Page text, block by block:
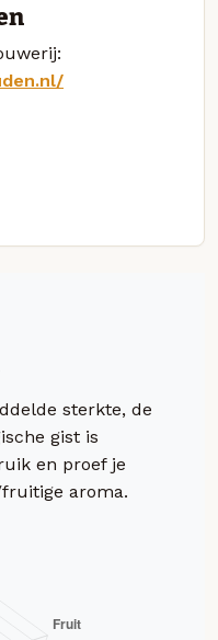
sterkte, de
gist is
en proef je
aroma.